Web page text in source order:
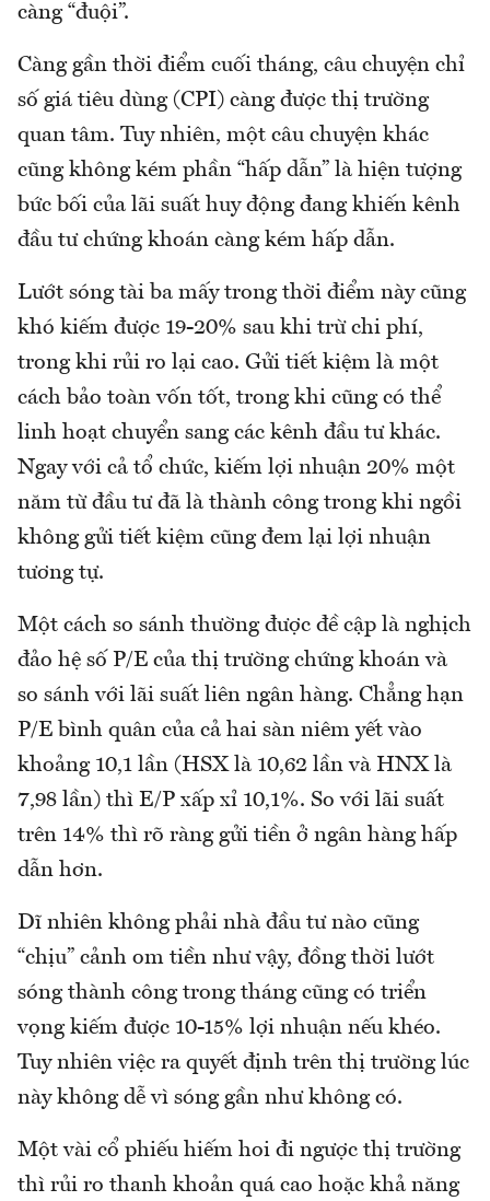
càng “đuội”.
Càng gần thời điểm cuối tháng, câu chuyện chỉ
số giá tiêu dùng (CPI) càng được thị trường
quan tâm. Tuy nhiên, một câu chuyện khác
cũng không kém phần “hấp dẫn” là hiện tượng
bức bối của lãi suất huy động đang khiến kênh
đầu tư chứng khoán càng kém hấp dẫn.
Lướt sóng tài ba mấy trong thời điểm này cũng
khó kiếm được 19-20% sau khi trừ chi phí,
trong khi rủi ro lại cao. Gửi tiết kiệm là một
cách bảo toàn vốn tốt, trong khi cũng có thể
linh hoạt chuyển sang các kênh đầu tư khác.
Ngay với cả tổ chức, kiếm lợi nhuận 20% một
năm từ đầu tư đã là thành công trong khi ngồi
không gửi tiết kiệm cũng đem lại lợi nhuận
tương tự.
Một cách so sánh thường được đề cập là nghịch
đảo hệ số P/E của thị trường chứng khoán và
so sánh với lãi suất liên ngân hàng. Chẳng hạn
P/E bình quân của cả hai sàn niêm yết vào
khoảng 10,1 lần (HSX là 10,62 lần và HNX là
7,98 lần) thì E/P xấp xỉ 10,1%. So với lãi suất
trên 14% thì rõ ràng gửi tiền ở ngân hàng hấp
dẫn hơn.
Dĩ nhiên không phải nhà đầu tư nào cũng
“chịu” cảnh om tiền như vậy, đồng thời lướt
sóng thành công trong tháng cũng có triển
vọng kiếm được 10-15% lợi nhuận nếu khéo.
Tuy nhiên việc ra quyết định trên thị trường lúc
này không dễ vì sóng gần như không có.
Một vài cổ phiếu hiếm hoi đi ngược thị trường
thì rủi ro thanh khoản quá cao hoặc khả năng